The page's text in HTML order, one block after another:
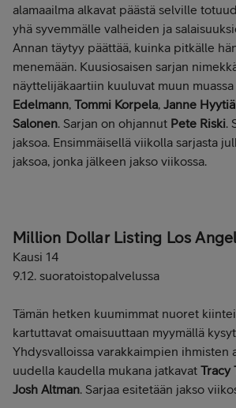
alamaailma alkavat päästä selville
yhä syvemmälle valheiden ja
Annan täytyy päättää, kuinka pitkälle
menemään. Kuusiosaisen sarjan
näyttelijäkaartiin kuuluvat muun muassa
Edelmann, Tommi Korpela, Janne
Salonen. Sarjan on ohjannut Pete Riski.
jaksoa. Ensimmäisellä viikolla sarjasta
jaksoa, jonka jälkeen jakso viikossa.
Million Dollar Listing Los
Kausi 14
9.12. suoratoistopalvelussa
Tämän hetken kuumimmat nuoret
kartuttavat omaisuuttaan myymällä
Yhdysvalloissa varakkaimpien ihmisten
uudella kaudella mukana jatkavat Tracy
Josh Altman. Sarjaa esitetään jakso